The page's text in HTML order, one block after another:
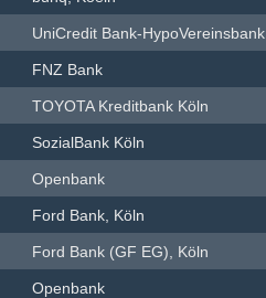
UniCredit Bank-HypoVereinsbank
FNZ Bank
TOYOTA Kreditbank Köln
SozialBank Köln
Openbank
Ford Bank, Köln
Ford Bank (GF EG), Köln
Openbank